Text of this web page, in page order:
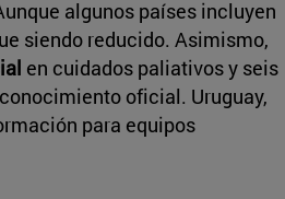
algunos países incluyen
siendo reducido. Asimismo,
en cuidados paliativos y seis
oficial. Uruguay,
para equipos